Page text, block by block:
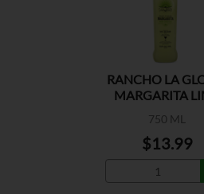
RANCHO LA
MARGARITA
750 ML
$13.99